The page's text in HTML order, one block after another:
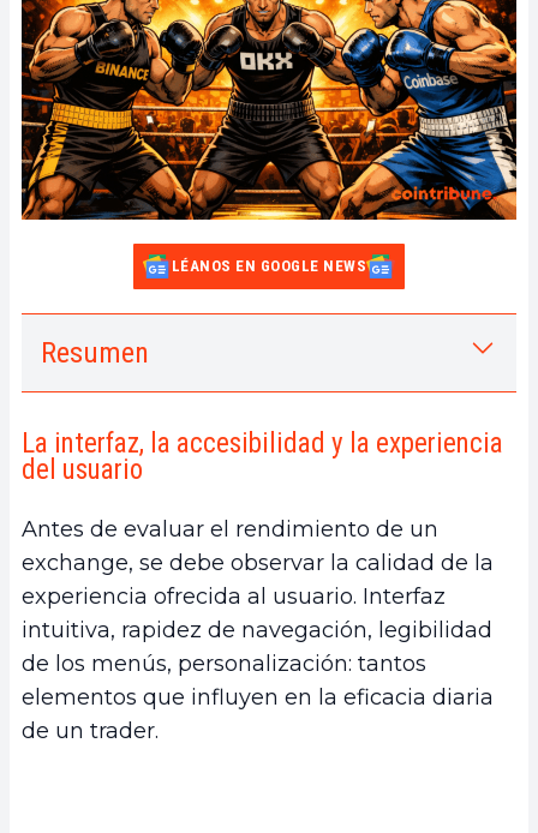
LÉANOS EN GOOGLE NEWS
Resumen
1. La interfaz, la accesibilidad y la experiencia
a. La ergonomía del sitio web y de la aplicación
b. La aplicación móvil, la fluidez y las
funcionalidades en movimiento
2. Las comisiones de trading y los costes
ocultos
a. El nivel estándar de comisiones y las
reducciones para usuarios
b. Comisiones adicionales, retiros, conversiones
La interfaz, la accesibilidad y la experiencia
del usuario
Antes de evaluar el rendimiento de un
exchange, se debe observar la calidad de la
experiencia ofrecida al usuario. Interfaz
intuitiva, rapidez de navegación, legibilidad
de los menús, personalización: tantos
elementos que influyen en la eficacia diaria
de un trader.